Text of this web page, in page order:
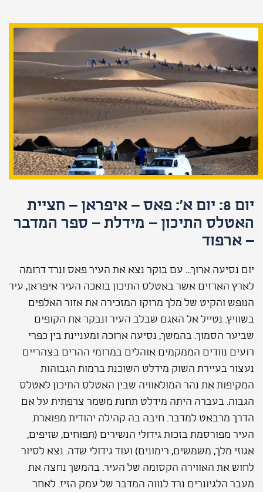
יום 8: יום א': פאס – איפראן – חציית
האטלס התיכון – מידלת – ספר המדבר
– ארפוד
יום נסיעה ארוך... עם בוקר נצא את העיר פאס ונרד דרומה
לארץ הארזים אשר באטלס התיכון בואכה העיר איפראן, עיר
הנופש והקיט של מלך מרוקו המזכירה את אזור האלפים
בשוויץ. נטייל אל האגם שבלב העיר ונבקר את הקופים
שביער הסמוך. בהמשך, נסיעה ארוכה ומעניינת בין כפרי
רועים נוודים הממקמים אוהלים במרומי ההרים בצהריים
נעצור בעיירת השוק מידלט השוכנת ברמות הגבוהות
המקיפות את נהר המולאוויה שבין האטלס התיכון לאטלס
הגבוה. בעברה היתה מידלט תחנת משמר צרפתית על אם
הדרך מרבאט למדבר. חיבה בה קהילה יהודית מפוארת.
העיר מפורסמת בזכות גידולי הנשירים (תפוחים, שזיפים,
אגוזי מלך, משמשים, רימונים) ועוד גידולי שדה. נצא לסיור
לחוש את האווירה הקסומה של העיר. בהמשך נחצה את
מעבר הלגיונרים נרד לנווה המדבר של עמק הזיז. לאחר